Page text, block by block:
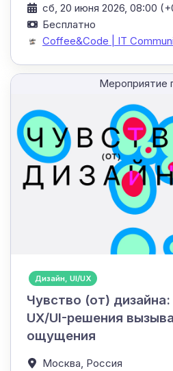
сб, 20 июня 2026, 08:00
Бесплатно
Coffee&Code | IT
Мероприятие
Дизайн, UI/UX
Чувство (от)
UX/UI-решения
ощущения
Москва, Россия